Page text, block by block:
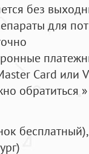
без
для
Card или
обратиться
бесплатный),